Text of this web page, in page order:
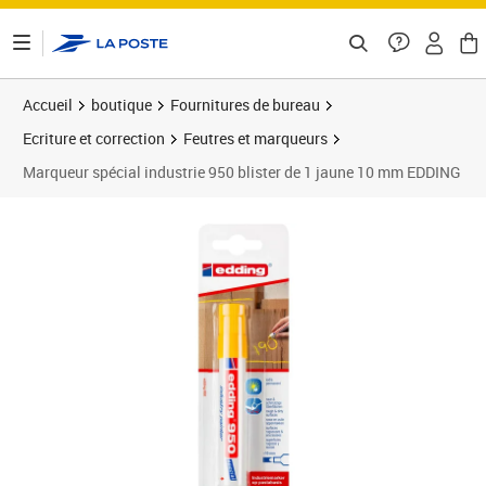
Accueil boutique
Fournitures de bureau
Ecriture et correction
Feutres et marqueurs
Marqueur spécial industrie 950 blister de 1 jaune 10 mm EDDING